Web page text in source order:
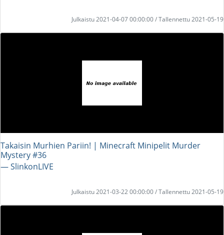
Julkaistu 2021-04-07 00:00:00 / Tallennettu 2021-05-19
Takaisin Murhien Pariin! | Minecraft Minipelit Murder
Mystery #36
― SlinkonLIVE
Julkaistu 2021-03-22 00:00:00 / Tallennettu 2021-05-19